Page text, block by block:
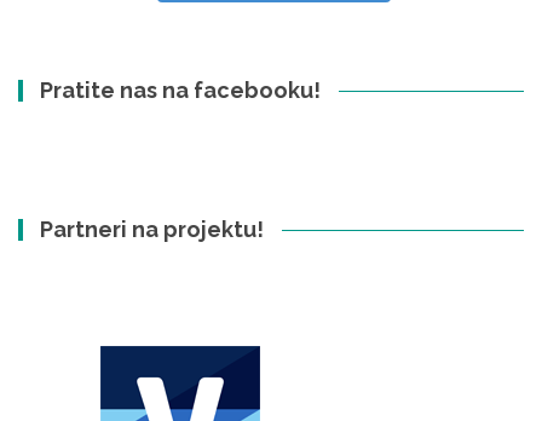
Pratite nas na facebooku!
Partneri na projektu!